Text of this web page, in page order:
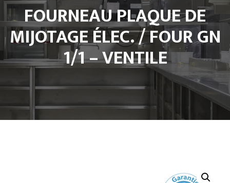
FOURNEAU PLAQUE DE
MIJOTAGE ÉLEC. / FOUR GN
1/1 – VENTILE